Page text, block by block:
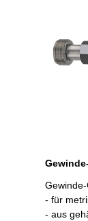
- für
- aus